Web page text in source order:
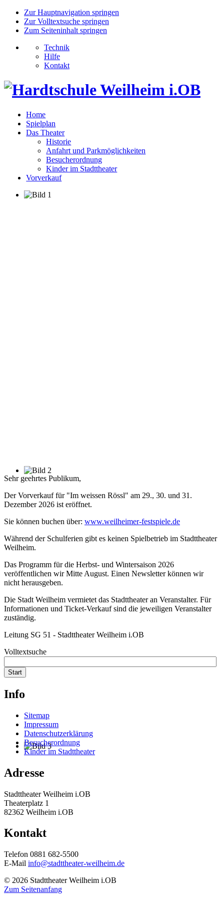
Zur Hauptnavigation springen
Zur Volltextsuche springen
Zum Seiteninhalt springen
Technik
Hilfe
Kontakt
Home
Spielplan
Das Theater
Historie
Anfahrt und Parkmöglichkeiten
Besucherordnung
Kinder im Stadttheater
Vorverkauf
Sehr geehrtes Publikum,
Der Vorverkauf für "Im weissen Rössl" am 29., 30. und 31.
Dezember 2026 ist eröffnet.
Sie können buchen über: www.weilheimer-festspiele.de
Während der Schulferien gibt es keinen Spielbetrieb im Stadttheater
Weilheim.
Das Programm für die Herbst- und Wintersaison 2026
veröffentlichen wir Mitte August. Einen Newsletter können wir
nicht herausgeben.
Die Stadt Weilheim vermietet das Stadttheater an Veranstalter. Für
Informationen und Ticket-Verkauf sind die jeweiligen Veranstalter
zuständig.
Leitung SG 51 - Stadttheater Weilheim i.OB
Volltextsuche
Start
Info
Sitemap
Impressum
Datenschutzerklärung
Besucherordnung
Kinder im Stadttheater
Adresse
Stadttheater Weilheim i.OB
Theaterplatz 1
82362 Weilheim i.OB
Kontakt
Telefon 0881 682-5500
E-Mail info@stadttheater-weilheim.de
© 2026 Stadttheater Weilheim i.OB
Zum Seitenanfang